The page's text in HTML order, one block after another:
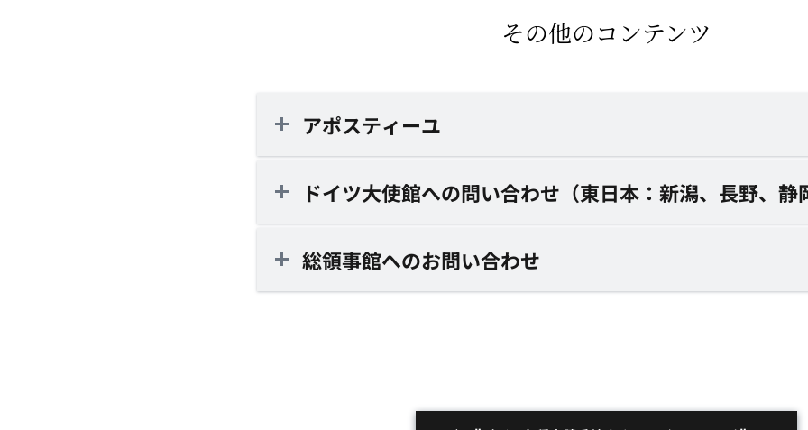
その他のコンテンツ
アポスティーユ
ドイツ大使館への問い合わせ（東日本：新潟、長野、静
総領事館へのお問い合わせ